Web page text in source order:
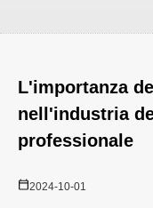
L'importanza
nell'industria
professionale
2024-10-01